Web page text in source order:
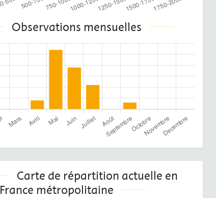
Observations mensuelles
Carte de répartition actuelle en
France métropolitaine